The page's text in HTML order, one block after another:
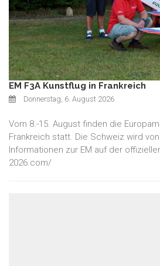
EM F3A Kunstflug in Frankreich
Donnerstag, 6. August 2026
Vom 8.-15. August finden die
Frankreich statt. Die Schweiz wird
Informationen zur EM auf der
2026.com/